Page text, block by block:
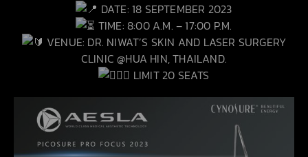
DATE: 18 SEPTEMBER 2023
TIME: 8:00 A.M. – 17:00 P.M.
VENUE: DR. NIWAT’S SKIN AND LASER SURGERY
CLINIC @HUA HIN, THAILAND.
LIMIT 20 SEATS